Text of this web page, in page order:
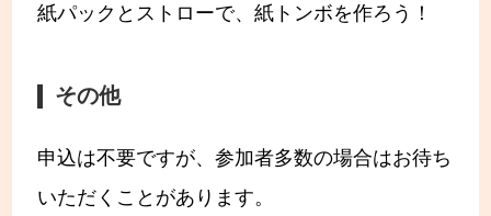
紙パックとストローで、紙トンボを作ろう！
その他
申込は不要ですが、参加者多数の場合はお待ち
いただくことがあります。